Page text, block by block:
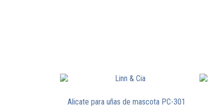
Alicate para uñas de mascota PC-301